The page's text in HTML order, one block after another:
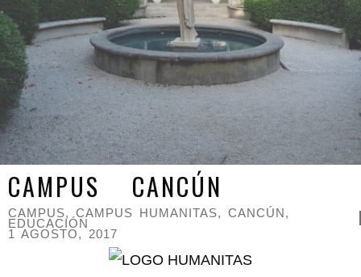
CAMPUS CANCÚN
CAMPUS, CAMPUS HUMANITAS, CANCÚN,
EDUCACIÓN
1 AGOSTO, 2017